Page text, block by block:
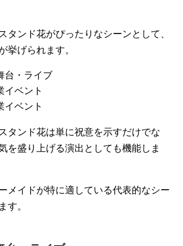
タンド花がぴったりなシーンとして、
挙げられます。
台・ライブ
イベント
イベント
タンド花は単に祝意を示すだけでな
を盛り上げる演出としても機能しま
メイドが特に適している代表的なシー
す。